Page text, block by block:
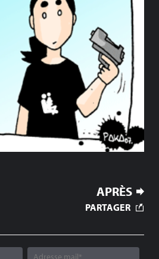
APRÈS
PARTAGER